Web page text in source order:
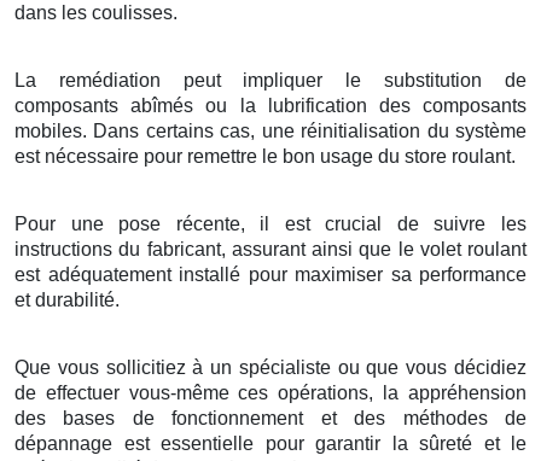
dans les coulisses.
La remédiation peut impliquer le substitution de
composants abîmés ou la lubrification des composants
mobiles. Dans certains cas, une réinitialisation du système
est nécessaire pour remettre le bon usage du store roulant.
Pour une pose récente, il est crucial de suivre les
instructions du fabricant, assurant ainsi que le volet roulant
est adéquatement installé pour maximiser sa performance
et durabilité.
Que vous sollicitiez à un spécialiste ou que vous décidiez
de effectuer vous-même ces opérations, la appréhension
des bases de fonctionnement et des méthodes de
dépannage est essentielle pour garantir la sûreté et le